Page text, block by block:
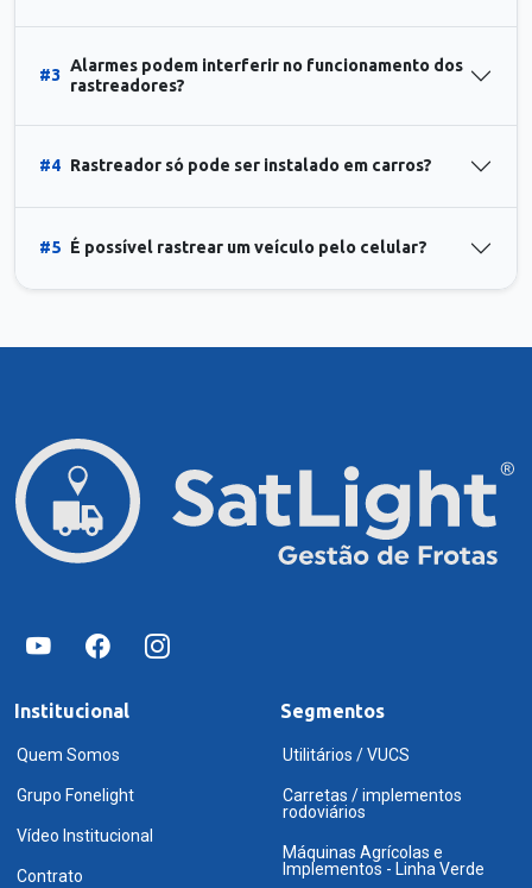
#3
Alarmes podem interferir no funcionamento dos
rastreadores?
#4 Rastreador só pode ser instalado em carros?
#5 É possível rastrear um veículo pelo celular?
Institucional
Quem Somos
Grupo Fonelight
Vídeo Institucional
Contrato
Segmentos
Utilitários / VUCS
Carretas / implementos
rodoviários
Máquinas Agrícolas e
Implementos - Linha Verde